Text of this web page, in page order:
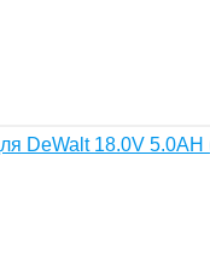
DeWalt 18.0V